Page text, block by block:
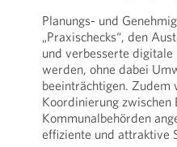
Planungs- und
„Praxischecks“, den
und verbesserte digitale
werden, ohne dabei
beeinträchtigen. Zudem
Koordinierung zwischen
Kommunalbehörden
effiziente und attraktive